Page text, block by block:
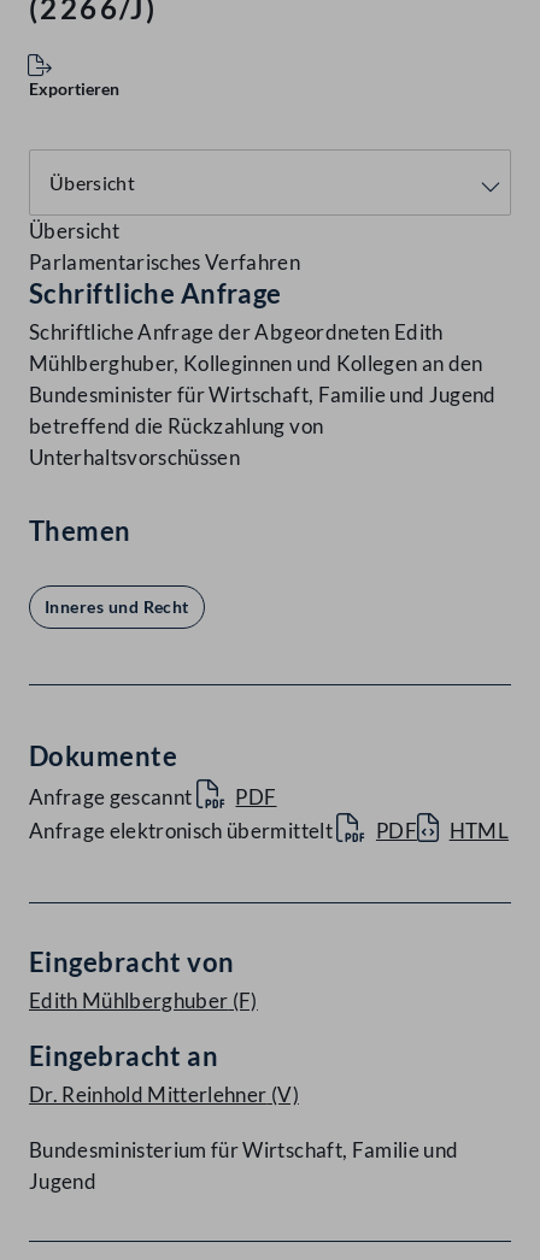
(2266/J)
Exportieren
Übersicht
Parlamentarisches Verfahren
Schriftliche Anfrage
Schriftliche Anfrage der Abgeordneten Edith
Mühlberghuber, Kolleginnen und Kollegen an den
Bundesminister für Wirtschaft, Familie und Jugend
betreffend die Rückzahlung von
Unterhaltsvorschüssen
Themen
Inneres und Recht
Dokumente
Anfrage gescannt
PDF
Anfrage elektronisch übermittelt
PDF HTML
Eingebracht von
Edith Mühlberghuber (F)
Eingebracht an
Dr. Reinhold Mitterlehner (V)
Bundesministerium für Wirtschaft, Familie und
Jugend